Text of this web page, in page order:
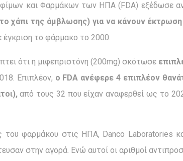
και Φαρμάκων των ΗΠΑ (FDA) εξέδωσε
χάπι της άμβλωσης) για να κάνουν
το φάρμακο το 2000.
ότι η μιφεπριστόνη (200mg) σκότωσε
Επιπλέον, ο FDA ανέφερε 4 επιπλέον
από τους 32 που είχαν αναφερθεί ως το
του φαρμάκου στις ΗΠΑ, Danco Laboratories
στην αγορά. Ενώ αυτοί οι αριθμοί